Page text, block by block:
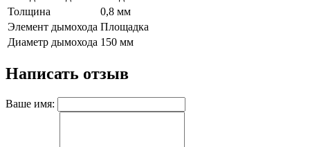
Толщина
0,8 мм
Элемент дымохода Площадка
Диаметр дымохода 150 мм
Написать отзыв
Ваше имя: